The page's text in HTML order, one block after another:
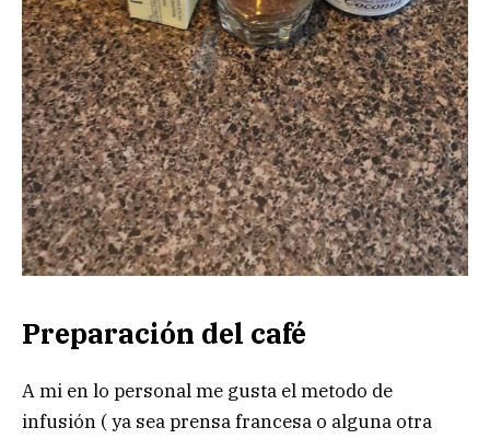
Preparación del café
A mi en lo personal me gusta el metodo de
infusión ( ya sea prensa francesa o alguna otra